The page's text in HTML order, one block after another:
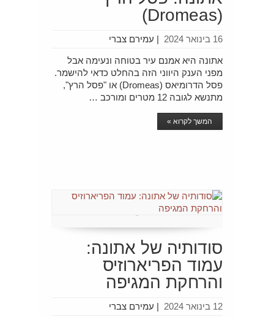
(Dromeas)
עמירם צברי | 16 בינואר 2024
אתונה היא אמנם עיר בטוחה ונעימה אבל
מפני הענק היווני הזה בהחלט כדאי להישמר.
פסל הדרומיאס (Dromeas) או "פסל הרץ",
מתנשא לגובה 12 מטרים ומורכב …
המשך לקרוא »
סודותיה של אתונה:
עמוד הפריארוזיס
והרחקת המגיפה
עמירם צברי | 12 בינואר 2024